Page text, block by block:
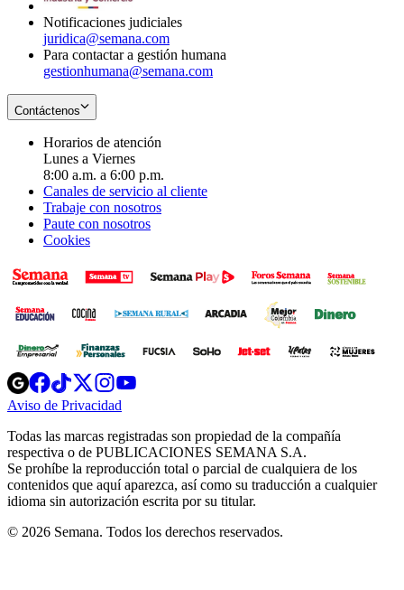
Notificaciones judiciales
juridica@semana.com
Para contactar a gestión humana
gestionhumana@semana.com
Contáctenos
Horarios de atención
Lunes a Viernes
8:00 a.m. a 6:00 p.m.
Canales de servicio al cliente
Trabaje con nosotros
Paute con nosotros
Cookies
Opens
in
new
Opens
in
new
Opens
in
new
window
Opens
new
windowwindow
Aviso de Privacidad
new
window
Todas las marcas registradas son propiedad de la compañía
respectiva o de PUBLICACIONES SEMANA S.A.
Se prohíbe la reproducción total o parcial de cualquiera de los
contenidos que aquí aparezca, así como su traducción a cualquier
idioma sin autorización escrita por su titular.
© 2026 Semana. Todos los derechos reservados.